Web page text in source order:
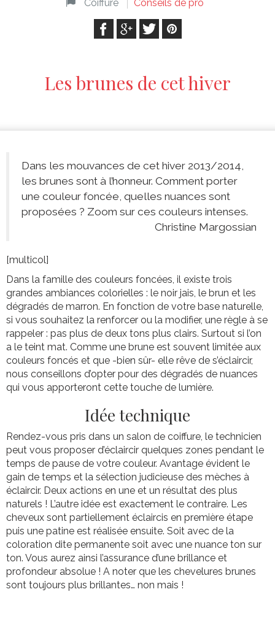
Coiffure Conseils de pro
Les brunes de cet hiver
Dans les mouvances de cet hiver 2013/2014,
les brunes sont à l’honneur. Comment porter
une couleur foncée, quelles nuances sont
proposées ? Zoom sur ces couleurs intenses.
Christine Margossian
[multicol]
Dans la famille des couleurs foncées, il existe trois
grandes ambiances colorielles : le noir jais, le brun et les
dégradés de marron. En fonction de votre base naturelle,
si vous souhaitez la renforcer ou la modifier, une règle à se
rappeler : pas plus de deux tons plus clairs. Surtout si l’on
a le teint mat. Comme une brune est souvent limitée aux
couleurs foncés et que -bien sûr- elle rêve de s’éclaircir,
nous conseillons d’opter pour des dégradés de nuances
qui vous apporteront cette touche de lumière.
Idée technique
Rendez-vous pris dans un salon de coiffure, le technicien
peut vous proposer d’éclaircir quelques zones pendant le
temps de pause de votre couleur. Avantage évident le
gain de temps et la sélection judicieuse des mèches à
éclaircir. Deux actions en une et un résultat des plus
naturels ! L’autre idée est exactement le contraire. Les
cheveux sont partiellement éclaircis en première étape
puis une patine est réalisée ensuite. Soit avec de la
coloration dite permanente soit avec une nuance ton sur
ton. Vous aurez ainsi l’assurance d’une brillance et
profondeur absolue ! A noter que les chevelures brunes
sont toujours plus brillantes… non mais !